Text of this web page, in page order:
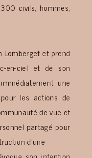
civils, hommes,
et prend
en-ciel et de son
une
les actions de
de vue et
partagé pour
d’une